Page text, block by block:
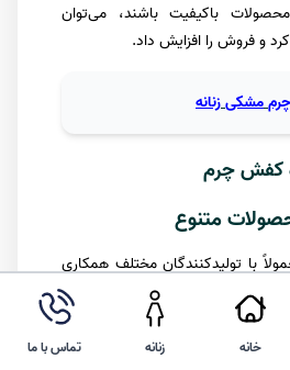
باکیفیت باشند، می‌توان
و فروش را افزایش داد.
چرممشکیزنانه
کفش چرم
با تولیدکنندگان مختلف همکاری
کفش‌های چرمی را در مدل‌ها و
این موضوع به خرده‌فروشان و
بتوانند محصولات متناسب با نیاز
خانه زنانه تماس با ما